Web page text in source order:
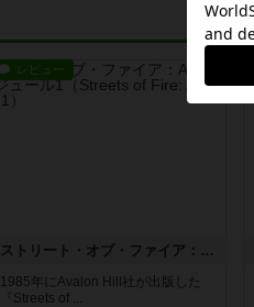
レビュー
ストリート・オブ・ファイア：ASLデラックスモジュール1
1985年にAvalon Hill社が出版した
『Streets of ...